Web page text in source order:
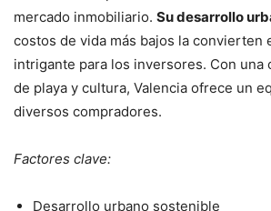
mercado inmobiliario. Su desarrollo
costos de vida más bajos la convierten
intrigante para los inversores. Con una
de playa y cultura, Valencia ofrece un
diversos compradores.
Factores clave:
Desarrollo urbano sostenible